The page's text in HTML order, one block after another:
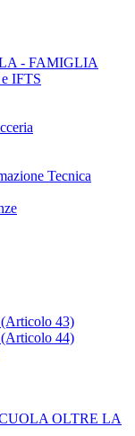
- FAMIGLIA
IFTS
Tecnica
43)
44)
OLTRE LA